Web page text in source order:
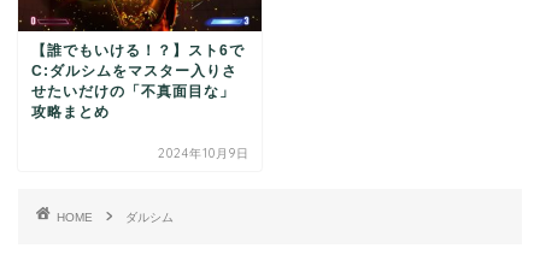
【誰でもいける！？】スト6で
C:ダルシムをマスター入りさ
せたいだけの「不真面目な」
攻略まとめ
2024年10月9日
HOME ダルシム